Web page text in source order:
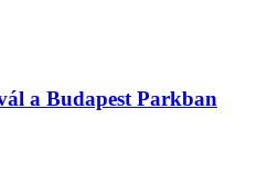
a Budapest Parkban